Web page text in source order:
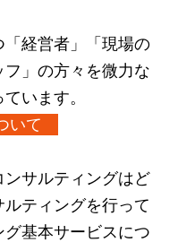
経営者」「現場の
フ」の方々を微力な
います。
いて
サルティングはど
ティングを行って
基本サービスにつ